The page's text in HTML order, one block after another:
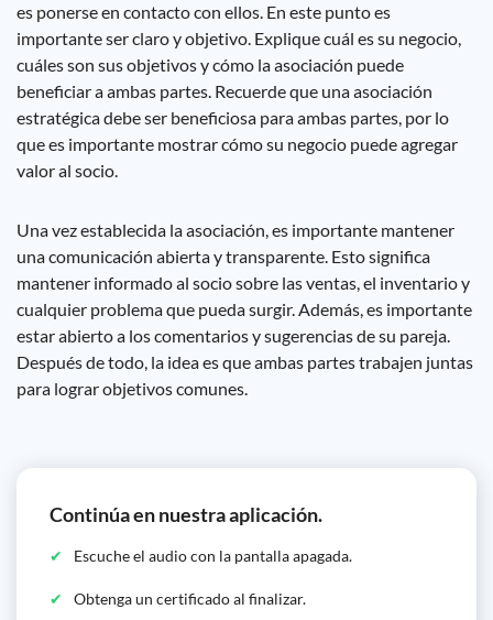
es ponerse en contacto con ellos. En este punto es
importante ser claro y objetivo. Explique cuál es su negocio,
cuáles son sus objetivos y cómo la asociación puede
beneficiar a ambas partes. Recuerde que una asociación
estratégica debe ser beneficiosa para ambas partes, por lo
que es importante mostrar cómo su negocio puede agregar
valor al socio.
Una vez establecida la asociación, es importante mantener
una comunicación abierta y transparente. Esto significa
mantener informado al socio sobre las ventas, el inventario y
cualquier problema que pueda surgir. Además, es importante
estar abierto a los comentarios y sugerencias de su pareja.
Después de todo, la idea es que ambas partes trabajen juntas
para lograr objetivos comunes.
Continúa en nuestra aplicación.
Escuche el audio con la pantalla apagada.
Obtenga un certificado al finalizar.